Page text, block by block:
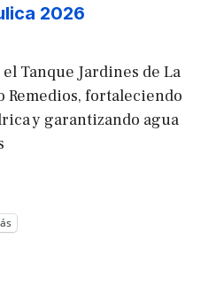
2026
Tanque Jardines de La
Remedios, fortaleciendo
y garantizando agua